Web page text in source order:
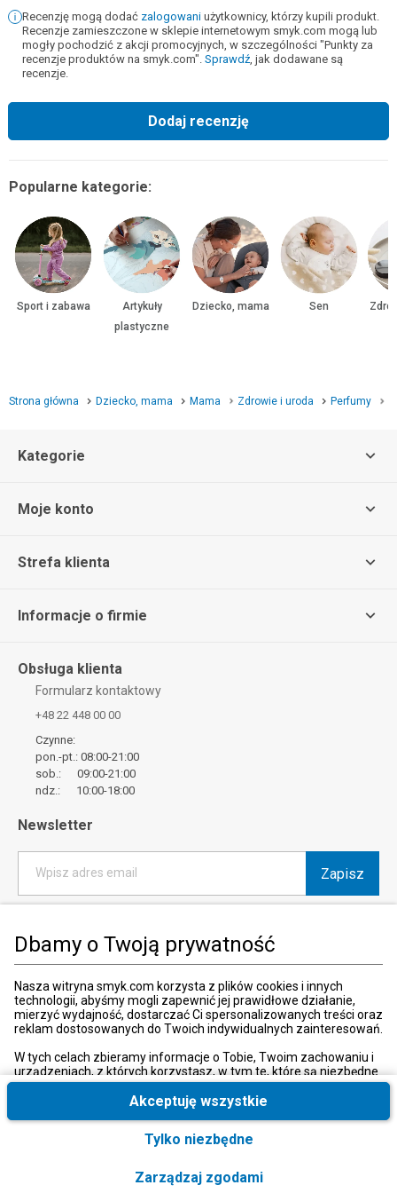
Dbamy o Twoją prywatność
Nasza witryna smyk.com korzysta z plików cookies i innych
technologii, abyśmy mogli zapewnić jej prawidłowe działanie,
mierzyć wydajność, dostarczać Ci spersonalizowanych treści oraz
reklam dostosowanych do Twoich indywidualnych zainteresowań.
W tych celach zbieramy informacje o Tobie, Twoim zachowaniu i
urządzeniach, z których korzystasz, w tym te, które są niezbędne
do prawidłowego funkcjonowania strony internetowej smyk.com.
Te niezbędne pliki cookies możesz wyłączyć zmieniając
wykorzystujemy dodatkowe pliki cookies oraz konwersje
rozszerzone w celu uzyskiwania dostępu, analizowania i
Zarządzaj zgodami
Tylko niezbędne
Akceptuję wszystkie
Recenzję mogą dodać zalogowani użytkownicy, którzy kupili produkt.
Recenzje zamieszczone w sklepie internetowym smyk.com mogą lub
mogły pochodzić z akcji promocyjnych, w szczególności "Punkty za
recenzje produktów na smyk.com". Sprawdź, jak dodawane są
recenzje.
Dodaj recenzję
Popularne kategorie:
Sport i zabawa
Artykuły
plastyczne
Dziecko, mama Sen
Strona główna Dziecko, mama Mama Zdrowie i uroda Perfumy
Kategorie
Moje konto
Strefa klienta
Informacje o firmie
Obsługa klienta
Formularz kontaktowy
+48 22 448 00 00
Czynne:
pon.-pt.: 08:00-21:00
sob.: 09:00-21:00
ndz.: 10:00-18:00
Newsletter
Wpisz adres email Zapisz
produktach i usługach oraz promocjach i zniżkach oferowanych
przez SMYK sp. z o.o., za pośrednictwem środków komunikacji
elektronicznej (e-mail).
W każdej chwili możesz z łatwością cofnąć wyrażone zgody.
więcej
Kraj i język:Polska (Poland)
© 2026, SMYK sp. z o.o.